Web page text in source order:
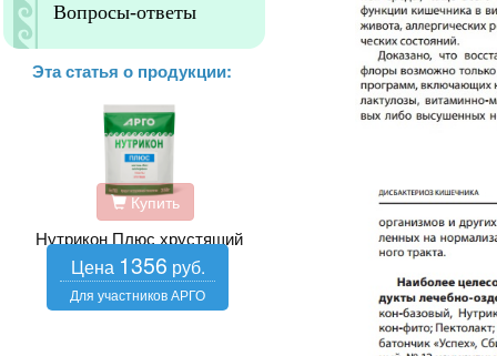
Вопросы-ответы
Эта статья о продукции:
Купить
Нутрикон Плюс хрустящий
1356